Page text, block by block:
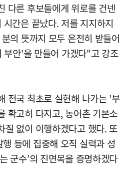
다른 후보들에게 위로를 건넨
간은 끝났다. 저를 지지하지
의 뜻까지 모두 온전히 받들어
부안'을 만들어 가겠다"고 강조
전국 최초로 실현해 나가는 '부
확고히 다지고, 농어촌 기본소
질 없이 이행하겠다고 했다. 또
등에 집중해 오직 실력과 성
군수’의 진면목을 증명하겠다